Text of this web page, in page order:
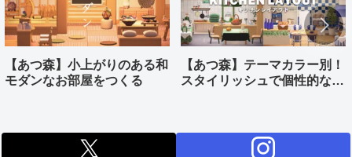
【あつ森】小上がりのある和
モダンなお部屋をつくる
【あつ森】テーマカラー別！
スタイリッシュで個性的なキ